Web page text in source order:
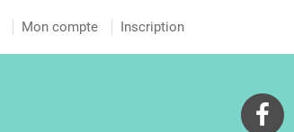
Mon compte Inscription